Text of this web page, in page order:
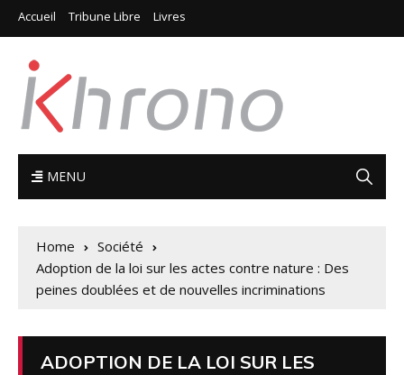
Accueil Tribune Libre Livres
MENU
Home
Société
Adoption de la loi sur les actes contre nature : Des
peines doublées et de nouvelles incriminations
ADOPTION DE LA LOI SUR LES